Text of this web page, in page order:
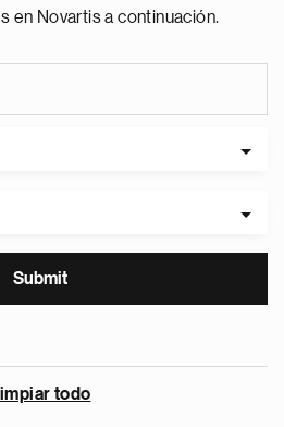
en Novartis a continuación.
todo